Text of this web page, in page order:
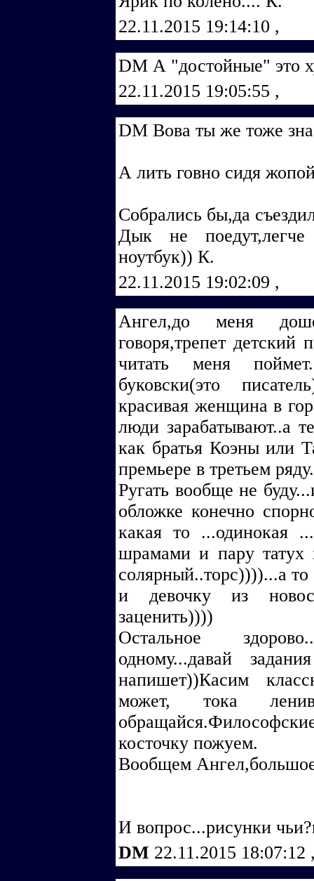
22.11.2015 19:14:10 ,
DM А "достойные" это
22.11.2015 19:05:55 ,
DM Вова ты же тоже
А лить говно сидя
Собрались бы,да
Дык не
ноутбук)) К.
22.11.2015 19:02:09 ,
Ангел,до меня
говоря,трепет детский
читать меня
буковски(это
красивая женщина в
люди зарабатывают..а
как братья Коэны или
премьере в третьем ряду.
Ругать вообще не
обложке конечно
какая то ...одинокая
шрамами и пару татух
солярный..торс))))...а
и девочку из
заценить))))
Остальное
одному...давай
напишет))Касим
может, тока
косточку пожуем.
Вообщем
И вопрос...рисунки
DM 22.11.2015 18:07:12